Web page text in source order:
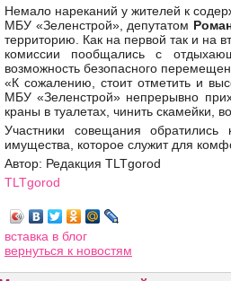
Немало нареканий у жителей к
МБУ «Зеленстрой», депутатом
территорию. Как на первой так и на
комиссии пообщались с
возможность безопасного
«К сожалению, стоит отметить и
МБУ «Зеленстрой» непрерывно
краны в туалетах, чинить скамейки,
Участники совещания
имущества, которое служит для
Автор: Редакция TLTgorod
TLTgorod
вставка в блог
вернуться к новостям